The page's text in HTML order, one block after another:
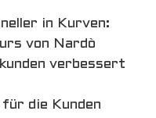
in Kurven:
von Nardò
verbessert
die Kunden